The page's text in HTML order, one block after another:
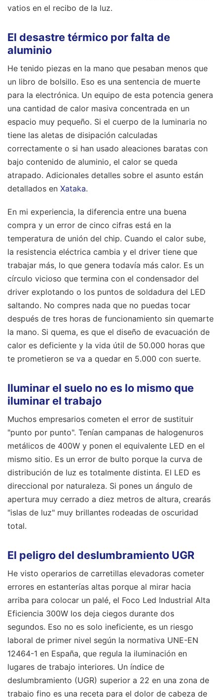
vatios en el recibo de la luz.
El desastre térmico por falta de
aluminio
He tenido piezas en la mano que pesaban menos que
un libro de bolsillo. Eso es una sentencia de muerte
para la electrónica. Un equipo de esta potencia genera
una cantidad de calor masiva concentrada en un
espacio muy pequeño. Si el cuerpo de la luminaria no
tiene las aletas de disipación calculadas
correctamente o si han usado aleaciones baratas con
bajo contenido de aluminio, el calor se queda
atrapado. Adicionales detalles sobre el asunto están
detallados en Xataka.
En mi experiencia, la diferencia entre una buena
compra y un error de cinco cifras está en la
temperatura de unión del chip. Cuando el calor sube,
la resistencia eléctrica cambia y el driver tiene que
trabajar más, lo que genera todavía más calor. Es un
círculo vicioso que termina con el condensador del
driver explotando o los puntos de soldadura del LED
saltando. No compres nada que no puedas tocar
después de tres horas de funcionamiento sin quemarte
la mano. Si quema, es que el diseño de evacuación de
calor es deficiente y la vida útil de 50.000 horas que
te prometieron se va a quedar en 5.000 con suerte.
Iluminar el suelo no es lo mismo que
iluminar el trabajo
Muchos empresarios cometen el error de sustituir
"punto por punto". Tenían campanas de halogenuros
metálicos de 400W y ponen el equivalente LED en el
mismo sitio. Es un error de bulto porque la curva de
distribución de luz es totalmente distinta. El LED es
direccional por naturaleza. Si pones un ángulo de
apertura muy cerrado a diez metros de altura, crearás
"islas de luz" muy brillantes rodeadas de oscuridad
total.
El peligro del deslumbramiento UGR
He visto operarios de carretillas elevadoras cometer
errores en estanterías altas porque al mirar hacia
arriba para colocar un palé, el Foco Led Industrial Alta
Eficiencia 300W los deja ciegos durante dos
segundos. Eso no es solo ineficiente, es un riesgo
laboral de primer nivel según la normativa UNE-EN
12464-1 en España, que regula la iluminación en
lugares de trabajo interiores. Un índice de
deslumbramiento (UGR) superior a 22 en una zona de
trabajo fino es una receta para el dolor de cabeza de